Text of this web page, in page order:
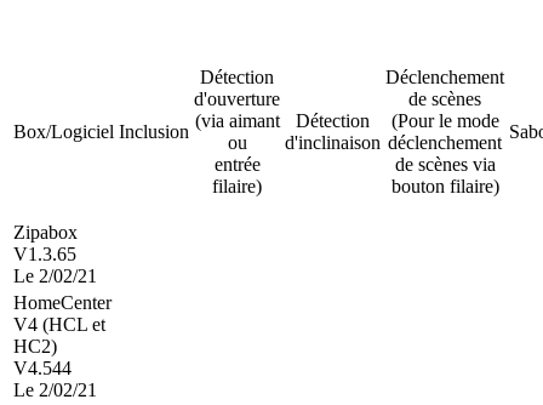
Box/Logiciel Inclusion
Détection
d'ouverture
(via aimant
ou
entrée
filaire)
Détection
d'inclinaison
Déclenchement
de scènes
(Pour le mode
déclenchement
de scènes via
bouton filaire)
Zipabox
V1.3.65
Le 2/02/21
HomeCenter
V4 (HCL et
HC2)
V4.544
Le 2/02/21